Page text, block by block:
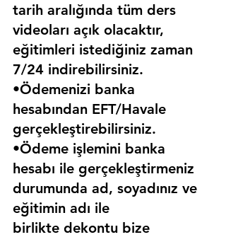
tarih aralığında tüm ders
videoları açık olacaktır,
eğitimleri istediğiniz zaman
7/24 indirebilirsiniz.
•Ödemenizi banka
hesabından EFT/Havale
gerçekleştirebilirsiniz.
•Ödeme işlemini banka
hesabı ile gerçekleştirmeniz
durumunda ad, soyadınız ve
eğitimin adı ile
birlikte dekontu bize